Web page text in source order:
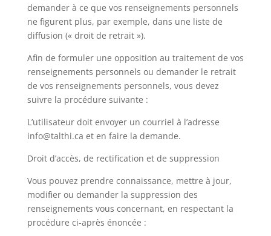
demander à ce que vos renseignements personnels
ne figurent plus, par exemple, dans une liste de
diffusion (« droit de retrait »).
Afin de formuler une opposition au traitement de vos
renseignements personnels ou demander le retrait
de vos renseignements personnels, vous devez
suivre la procédure suivante :
L’utilisateur doit envoyer un courriel à l’adresse
info@talthi.ca et en faire la demande.
Droit d’accès, de rectification et de suppression
Vous pouvez prendre connaissance, mettre à jour,
modifier ou demander la suppression des
renseignements vous concernant, en respectant la
procédure ci-après énoncée :